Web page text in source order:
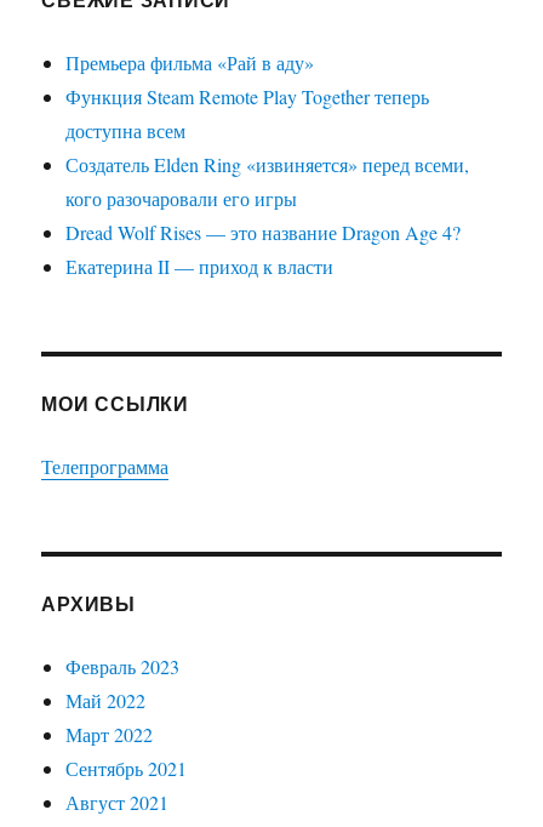
Премьера фильма «Рай в аду»
Функция Steam Remote Play Together теперь
доступна всем
Создатель Elden Ring «извиняется» перед всеми,
кого разочаровали его игры
Dread Wolf Rises — это название Dragon Age 4?
Екатерина II — приход к власти
МОИ ССЫЛКИ
Телепрограмма
АРХИВЫ
Февраль 2023
Май 2022
Март 2022
Сентябрь 2021
Август 2021